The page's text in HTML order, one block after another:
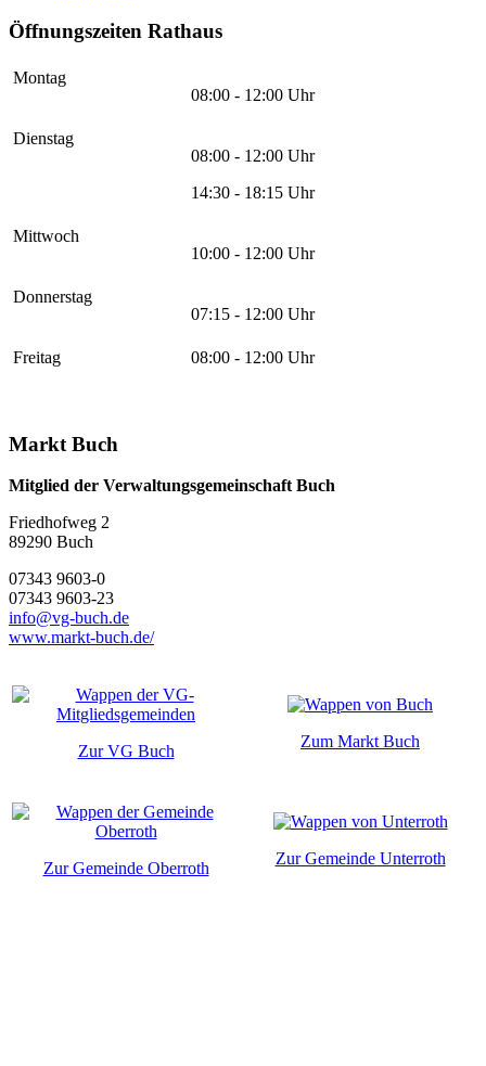
Öffnungszeiten Rathaus
Montag
08:00 - 12:00 Uhr
Dienstag
08:00 - 12:00 Uhr
14:30 - 18:15 Uhr
Mittwoch
10:00 - 12:00 Uhr
Donnerstag
07:15 - 12:00 Uhr
Freitag 08:00 - 12:00 Uhr
Markt Buch
Mitglied der Verwaltungsgemeinschaft Buch
Friedhofweg 2
89290 Buch
07343 9603-0
07343 9603-23
info@vg-buch.de
www.markt-buch.de/
Zur VG Buch
Zum Markt Buch
Zur Gemeinde Oberroth
Zur Gemeinde Unterroth